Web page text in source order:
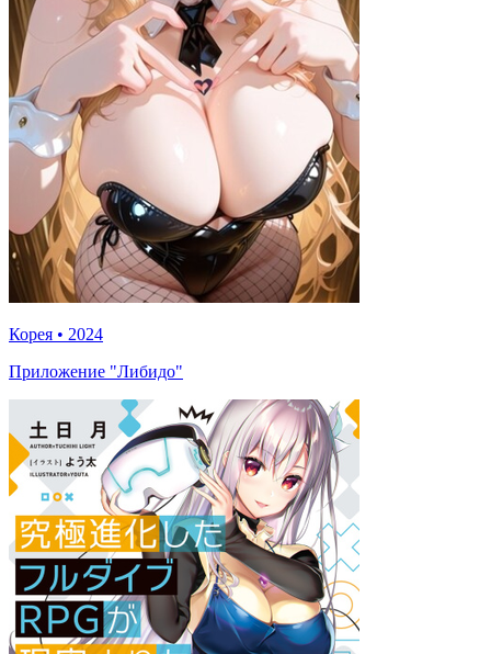
Корея • 2024
Приложение "Либидо"